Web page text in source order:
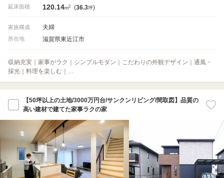
延床面積 120.14m2 (36.3坪)
家族構成 夫婦
所在地 滋賀県東近江市
収納充実｜家事がラク｜シンプルモダン｜こだわりの外観デザイン｜通風・
採光｜料理を楽しむ｜…
【50坪以上の土地/3000万円台/サンクンリビング/間取図】品質の
高い建材で建てた家事ラクの家